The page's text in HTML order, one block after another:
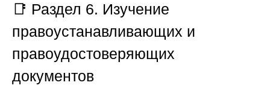
📑 Раздел 6. Изучение
правоустанавливающих и
правоудостоверяющих
документов